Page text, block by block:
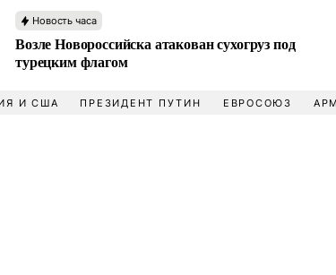
Новость часа
Возле Новороссийска атакован сухогруз под
турецким флагом
И США ПРЕЗИДЕНТ ПУТИН ЕВРОСОЮЗ